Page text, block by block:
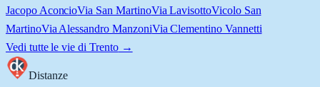
Jacopo AconcioVia San MartinoVia LavisottoVicolo San
MartinoVia Alessandro ManzoniVia Clementino Vannetti
Vedi tutte le vie di Trento→
Distanze